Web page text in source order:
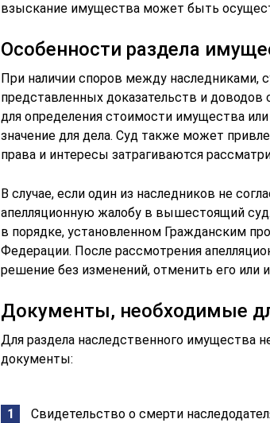
взыскание имущества может быть
Особенности раздела
При наличии споров между наследниками,
представленных доказательств и
для определения стоимости имущества
значение для дела. Суд также может
права и интересы затрагиваются
В случае, если один из наследников не
апелляционную жалобу в вышестоящий
в порядке, установленном Гражданским
Федерации. После рассмотрения
решение без изменений, отменить его или
Документы, необходимые
Для раздела наследственного имущества
документы:
Свидетельство о смерти